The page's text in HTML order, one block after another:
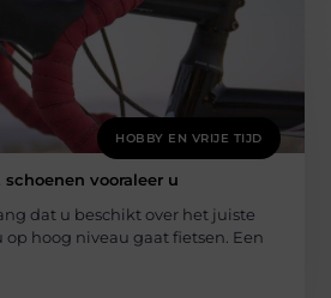
HOBBY EN VRIJE TIJD
schoenen vooraleer u
dat u beschikt over het juiste
op hoog niveau gaat fietsen. Een